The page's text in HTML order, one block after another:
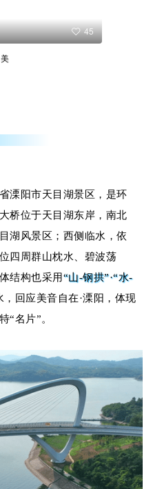
45
溧阳市天目湖景区，是环
桥位于天目湖东岸，南北
湖风景区；西侧临水，依
四周群山枕水、碧波荡
结构也采用“山-钢拱”·“水-
回应美音自在·溧阳，体现
“名片”。